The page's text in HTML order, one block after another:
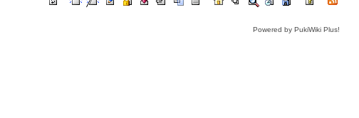
Powered by PukiWiki Plus!